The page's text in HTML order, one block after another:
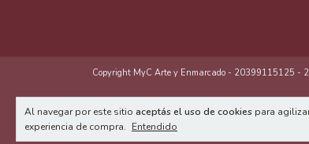
Al navegar por este sitio aceptás el uso de cookies para
experiencia de compra. Entendido
Copyright MyC Arte y Enmarcado - 20399115125 -